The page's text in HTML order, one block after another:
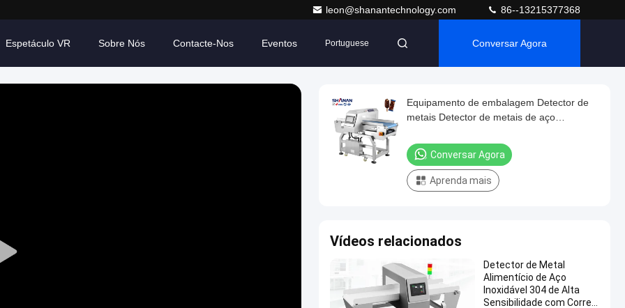
leon@shanantechnology.com 86--13215377368
Espetáculo VR Sobre Nós Contacte-Nos Eventos Portuguese Conversar Agora
Play
Equipamento de embalagem Detector de
metais Detector de metais de aço
Indústrias de embalagens alimentares
Conversar Agora
Aprenda mais
Vídeos relacionados
Detector de Metal
Alimentício de Aço
Inoxidável 304 de Alta
Sensibilidade com Correia